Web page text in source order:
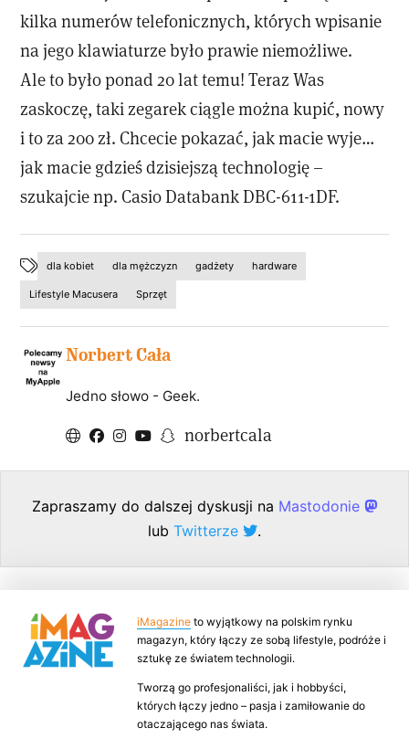
kilka numerów telefonicznych, których wpisanie
na jego klawiaturze było prawie niemożliwe.
Ale to było ponad 20 lat temu! Teraz Was
zaskoczę, taki zegarek ciągle można kupić, nowy
i to za 200 zł. Chcecie pokazać, jak macie wyje…
jak macie gdzieś dzisiejszą technologię –
szukajcie np. Casio Databank DBC-611-1DF.
dla kobiet dla mężczyzn gadżety hardware
Lifestyle Macusera Sprzęt
Norbert Cała
Jedno słowo - Geek.
norbertcala
Zapraszamy do dalszej dyskusji na Mastodonie
lub Twitterze .
iMagazine to wyjątkowy na polskim rynku
magazyn, który łączy ze sobą lifestyle, podróże i
sztukę ze światem technologii.
Tworzą go profesjonaliści, jak i hobbyści,
których łączy jedno – pasja i zamiłowanie do
otaczającego nas świata.